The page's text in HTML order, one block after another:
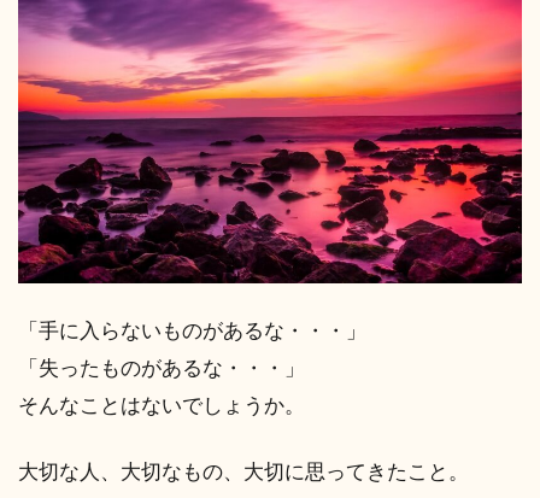
「手に入らないものがあるな・・・」
「失ったものがあるな・・・」
そんなことはないでしょうか。
大切な人、大切なもの、大切に思ってきたこと。